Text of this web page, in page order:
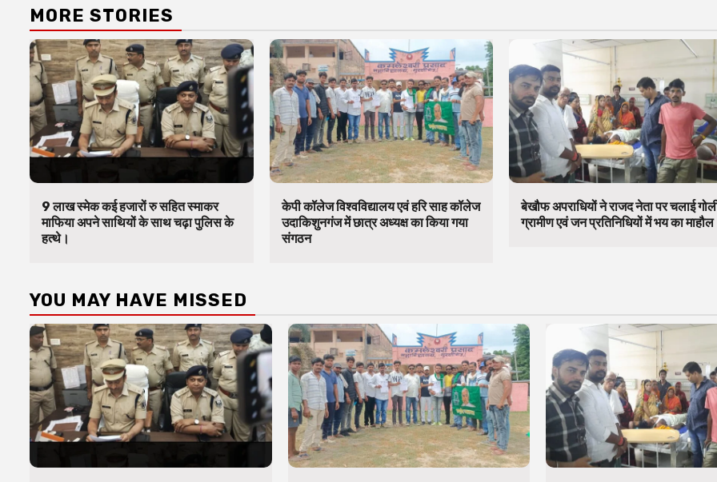
MORE STORIES
9 लाख स्मेक कई हजारों रु सहित स्माकर
माफिया अपने साथियों के साथ चढ़ा पुलिस के
हत्थे।
केपी कॉलेज विश्वविद्यालय एवं हरि साह कॉलेज
उदाकिशुनगंज में छात्र अध्यक्ष का किया गया
संगठन
बेखौफ अपराधियों ने राजद नेता पर चलाई
ग्रामीण एवं जन प्रतिनिधियों में भय का माहौल
YOU MAY HAVE MISSED